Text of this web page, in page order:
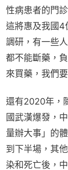
性病患者的門
這將惠及我國4
調研，有一些
都不能斷藥，
來買藥，我們
還有2020年，
國武漢爆發，
量辦大事」的
到下半場，其
染和死亡後，